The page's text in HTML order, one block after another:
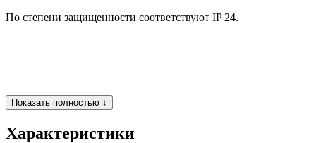
По степени защищенности соответствуют IP 24.
Показать полностью ↓
Характеристики